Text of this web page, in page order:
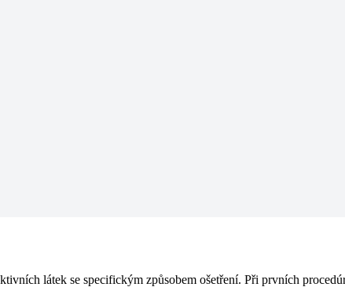
látek se specifickým způsobem ošetření. Při prvních